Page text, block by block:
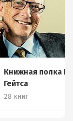
Книжная полка
Гейтса
28 книг